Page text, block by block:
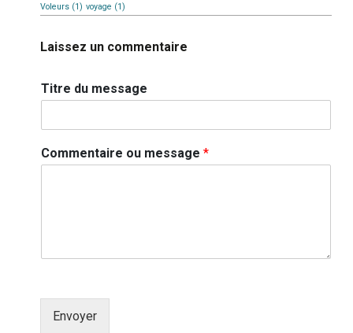
Voleurs(1) voyage (1)
Laissez un commentaire
Titre du message
Commentaire ou message *
Envoyer